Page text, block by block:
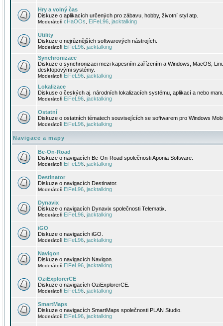
Hry a volný čas
Diskuze o aplikacích určených pro zábavu, hobby, životní styl atp.
Moderátoři cHaOOs EiFeL96 jacktalking
Utility
Diskuze o nejrůznějších softwarových nástrojích.
Moderátoři EiFeL96 jacktalking
Synchronizace
Diskuze o synchronizaci mezi kapesním zařízením a Windows, MacOS,
desktopovými systémy.
Moderátoři EiFeL96 jacktalking
Lokalizace
Diskuse o českých aj. národních lokalizacích systému, aplikací a nebo
Moderátoři EiFeL96 jacktalking
Ostatní
Diskuze o ostatních tématech souvisejících se softwarem pro Windows
Moderátoři EiFeL96 jacktalking
Navigace a mapy
Be-On-Road
Diskuze o navigacích Be-On-Road společnosti Aponia Software.
Moderátoři EiFeL96 jacktalking
Destinator
Diskuze o navigacích Destinator.
Moderátoři EiFeL96 jacktalking
Dynavix
Diskuze o navigacích Dynavix společnosti Telematix.
Moderátoři EiFeL96 jacktalking
iGO
Diskuze o navigacích iGO.
Moderátoři EiFeL96 jacktalking
Navigon
Diskuze o navigacích Navigon.
Moderátoři EiFeL96 jacktalking
OziExplorerCE
Diskuze o navigacích OziExplorerCE.
Moderátoři EiFeL96 jacktalking
SmartMaps
Diskuze o navigacích SmartMaps společnosti PLAN Studio.
Moderátoři EiFeL96 jacktalking